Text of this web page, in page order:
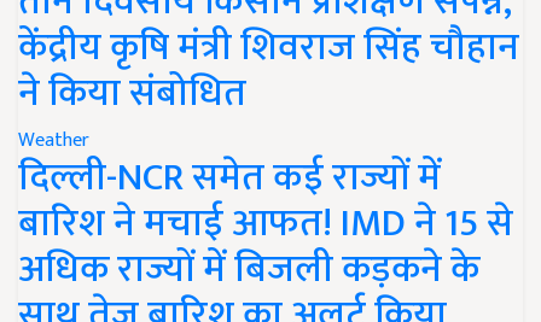
केंद्रीय कृषि मंत्री शिवराज सिंह चौहान
ने किया संबोधित
Weather
दिल्ली-NCR समेत कई राज्यों में
बारिश ने मचाई आफत! IMD ने 15 से
अधिक राज्यों में बिजली कड़कने के